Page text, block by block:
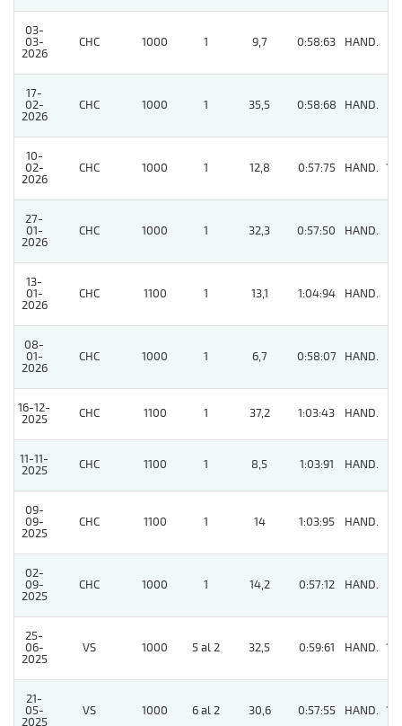
03-
03-
2026
CHC 1000 1 9,7 0:58:63 HAND.
17-
02-
2026
CHC 1000 1 35,5 0:58:68 HAND.
10-
02-
2026
CHC 1000 1 12,8 0:57:75 HAND. 10
27-
01-
2026
CHC 1000 1 32,3 0:57:50 HAND.
13-
01-
2026
CHC 1100 1 13,1 1:04:94 HAND.
08-
01-
2026
CHC 1000 1 6,7 0:58:07 HAND.
16-12-
2025
CHC 1100 1 37,2 1:03:43 HAND.
11-11-
2025
CHC 1100 1 8,5 1:03:91 HAND.
09-
09-
2025
CHC 1100 1 14 1:03:95 HAND.
02-
09-
2025
CHC 1000 1 14,2 0:57:12 HAND.
25-
06-
2025
VS 1000 5 al 2 32,5 0:59:61 HAND. 10
21-
05-
2025
VS 1000 6 al 2 30,6 0:57:55 HAND. 10